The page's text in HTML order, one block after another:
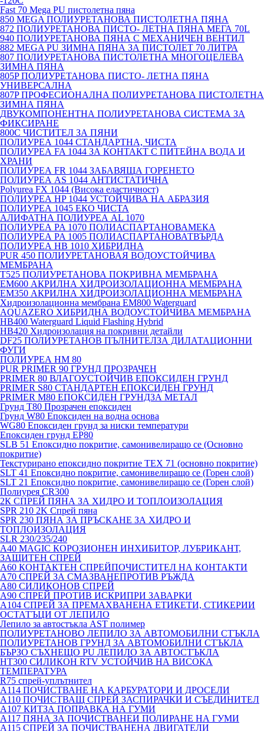
Fast 70 Mega PU пистолетна пяна
850 MEGA ПОЛИУРЕТАНОВА ПИСТОЛЕТНА ПЯНА
872 ПОЛИУРЕТАНОВА ПИСТО- ЛЕТНА ПЯНА МЕГА 70L
940 ПОЛИУРЕТАНОВА ПЯНА С МЕХАНИЧЕН ВЕНТИЛ
882 MEGA PU ЗИМНА ПЯНА ЗА ПИСТОЛЕТ 70 ЛИТРА
807 ПОЛИУРЕТАНОВА ПИСТОЛЕТНА МНОГОЦЕЛЕВА
ЗИМНА ПЯНА
805P ПОЛИУРЕТАНОВА ПИСТО- ЛЕТНА ПЯНА
УНИВЕРСАЛНА
807P ПРОФЕСИОНАЛНА ПОЛИУРЕТАНОВА ПИСТОЛЕТНА
ЗИМНА ПЯНА
ДВУКОМПОНЕНТНА ПОЛИУРЕТАНОВА СИСТЕМА ЗА
ФИКСИРАНЕ
800C ЧИСТИТЕЛ ЗА ПЯНИ
ПОЛИУРЕА 1044 СТАНДАРТНА, ЧИСТА
ПОЛИУРЕА FA 1044 ЗА КОНТАКТ С ПИТЕЙНА ВОДА И
ХРАНИ
ПОЛИУРЕА FR 1044 ЗАБАВЯЩА ГОРЕНЕТО
ПОЛИУРЕА AS 1044 АНТИСТАТИЧНА
Polyurea FX 1044 (Висока еластичност)
ПОЛИУРЕА HP 1044 УСТОЙЧИВА НА АБРАЗИЯ
ПОЛИУРЕА 1045 ЕКО ЧИСТА
АЛИФАТНА ПОЛИУРЕА AL 1070
ПОЛИУРЕА PA 1070 ПОЛИАСПАРТАНОВАМЕКА
ПОЛИУРЕА PA 1005 ПОЛИАСПАРТАНОВАТВЪРДА
ПОЛИУРЕА HB 1010 ХИБРИДНА
PUR 450 ПОЛИУРЕТАНОВАЯ ВОДОУСТОЙЧИВА
МЕМБРАНА
T525 ПОЛИУРЕТАНОВА ПОКРИВНА МЕМБРАНА
EM600 АКРИЛНА ХИДРОИЗОЛАЦИОННА МЕМБРАНА
EM350 АКРИЛНА ХИДРОИЗОЛАЦИОННА МЕМБРАНА
Хидроизолационна мембрана EM800 Waterguard
AQUAZERO ХИБРИДНА ВОДОУСТОЙЧИВА МЕМБРАНА
HB400 Waterguard Liquid Flashing Hybrid
HB420 Хидроизолация на покривни детайли
DF25 ПОЛИУРЕТАНОВ ПЪЛНИТЕЛЗА ДИЛАТАЦИОННИ
ФУГИ
ПОЛИУРЕА HM 80
PUR PRIMER 90 ГРУНД ПРОЗРАЧЕН
PRIMER 80 ВЛАГОУСТОЙЧИВ ЕПОКСИДЕН ГРУНД
PRIMER S80 СТАНДАРТЕН ЕПОКСИДЕН ГРУНД
PRIMER M80 ЕПОКСИДЕН ГРУНДЗА МЕТАЛ
Грунд Т80 Прозрачен епоксиден
Грунд W80 Епоксиден на водна основа
WG80 Епоксиден грунд за ниски температури
Епоксиден грунд EP80
SLB 51 Епоксидно покритие, самонивелиращо се (Основно
покритие)
Текстурирано епоксидно покритие TEX 71 (основно покритие)
SLT 41 Епоксидно покритие, самонивелиращо се (Горен слой)
SLT 21 Епоксидно покритие, самонивелиращо се (Горен слой)
Полиурея CR300
2К СПРЕЙ ПЯНА ЗА ХИДРО И ТОПЛОИЗОЛАЦИЯ
SPR 210 2K Спрей пяна
SPR 230 ПЯНА ЗА ПРЪСКАНЕ ЗА ХИДРО И
ТОПЛОИЗОЛАЦИЯ
SLR 230/235/240
A40 MAGIC КОРОЗИОНЕН ИНХИБИТОР, ЛУБРИКАНТ,
ЗАЩИТЕН СПРЕЙ
A60 КОНТАКТЕН СПРЕЙПОЧИСТИТЕЛ НА КОНТАКТИ
A70 СПРЕЙ ЗА СМАЗВАНЕПРОТИВ РЪЖДА
A80 СИЛИКОНОВ СПРЕЙ
A90 СПРЕЙ ПРОТИВ ИСКРИПРИ ЗАВАРКИ
A104 СПРЕЙ ЗА ПРЕМАХВАНЕНА ЕТИКЕТИ, СТИКЕРИИ
ОСТАТЪЦИ ОТ ЛЕПИЛО
Лепило за автостъкла AST полимер
ПОЛИУРЕТАНОВО ЛЕПИЛО ЗА АВТОМОБИЛНИ СТЪКЛА
ПОЛИУРЕТАНОВ ГРУНД ЗА АВТОМОБИЛНИ СТЪКЛА
БЪРЗО СЪХНЕЩО PU ЛЕПИЛО ЗА АВТОСТЪКЛА
HT300 СИЛИКОН RTV УСТОЙЧИВ НА ВИСОКА
ТЕМПЕРАТУРА
R75 спрей-уплътнител
A114 ПОЧИСТВАНЕ НА КАРБУРАТОРИ И ДРОСЕЛИ
A110 ПОЧИСТВАЩ СПРЕЙ ЗАСПИРАЧКИ И СЪЕДИНИТЕЛ
A107 КИТЗА ПОПРАВКА НА ГУМИ
A117 ПЯНА ЗА ПОЧИСТВАНЕИ ПОЛИРАНЕ НА ГУМИ
A115 СПРЕЙ ЗА ПОЧИСТВАНЕНА ДВИГАТЕЛИ